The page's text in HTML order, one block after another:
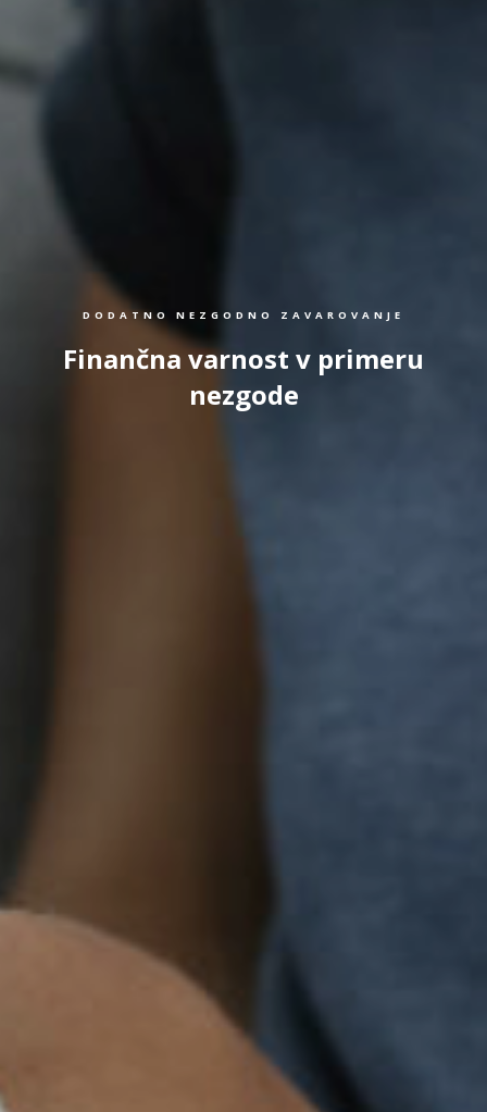
DODATNO NEZGODNO ZAVAROVANJE
Finančna varnost v primeru
nezgode